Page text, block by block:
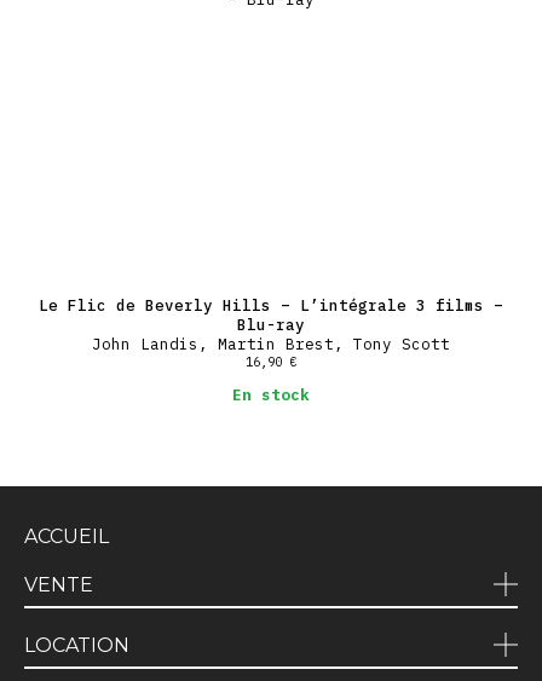
Le Flic de Beverly Hills – L’intégrale 3 films –
Blu-ray
John Landis, Martin Brest, Tony Scott
16,90 €
En stock
ACCUEIL
VENTE
LOCATION